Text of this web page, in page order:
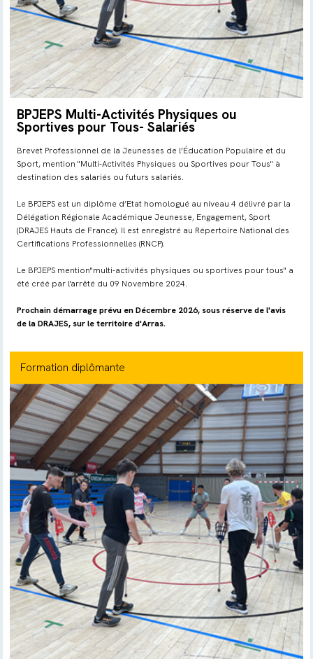
BPJEPS Multi-Activités Physiques ou
Sportives pour Tous- Salariés
Brevet Professionnel de la Jeunesses de l’Éducation Populaire et du
Sport, mention "Multi-Activités Physiques ou Sportives pour Tous" à
destination des salariés ou futurs salariés.
Le BPJEPS est un diplôme d’Etat homologué au niveau 4 délivré par la
Délégation Régionale Académique Jeunesse, Engagement, Sport
(DRAJES Hauts de France). Il est enregistré au Répertoire National des
Certifications Professionnelles (RNCP).
Le BPJEPS mention"multi-activités physiques ou sportives pour tous" a
été créé par l'arrêté du 09 Novembre 2024.
Prochain démarrage prévu en Décembre 2026, sous réserve de l'avis
de la DRAJES, sur le territoire d'Arras.
Formation diplômante